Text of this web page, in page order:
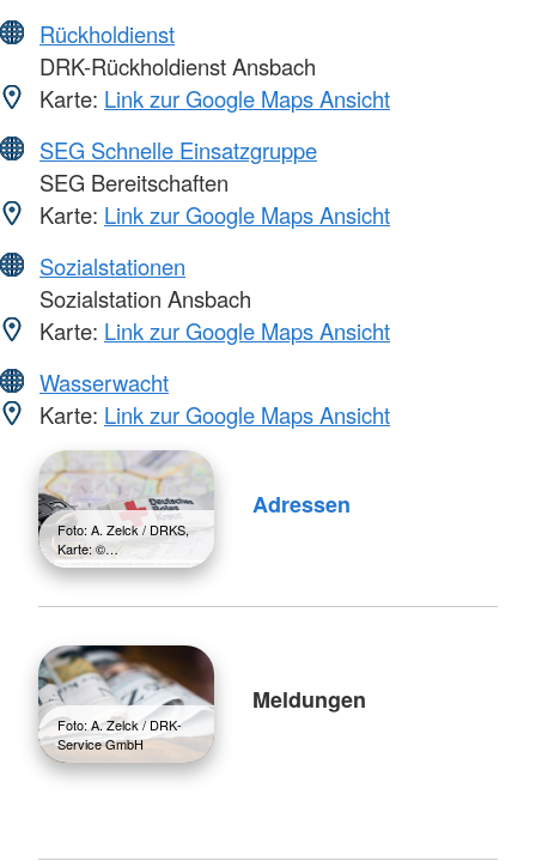
Rückholdienst
DRK-Rückholdienst Ansbach
Karte: Link zur Google Maps Ansicht
SEG Schnelle Einsatzgruppe
SEG Bereitschaften
Karte: Link zur Google Maps Ansicht
Sozialstationen
Sozialstation Ansbach
Karte: Link zur Google Maps Ansicht
Wasserwacht
Karte: Link zur Google Maps Ansicht
Foto: A. Zelck / DRKS,
Karte: ©…
Adressen
Foto: A. Zelck / DRK-
Service GmbH
Meldungen